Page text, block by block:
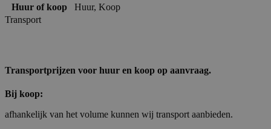
Huur of koop
Huur, Koop
Transport
Transportprijzen voor huur en koop op aanvraag.
Bij koop:
afhankelijk van het volume kunnen wij transport aanbieden.